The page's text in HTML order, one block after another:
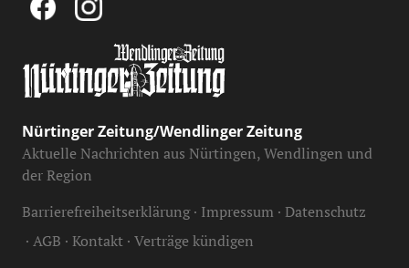
Nürtinger Zeitung/Wendlinger Zeitung
Aktuelle Nachrichten aus Nürtingen, Wendlingen und
der Region
Barrierefreiheitserklärung Impressum Datenschutz
AGB Kontakt Verträge kündigen